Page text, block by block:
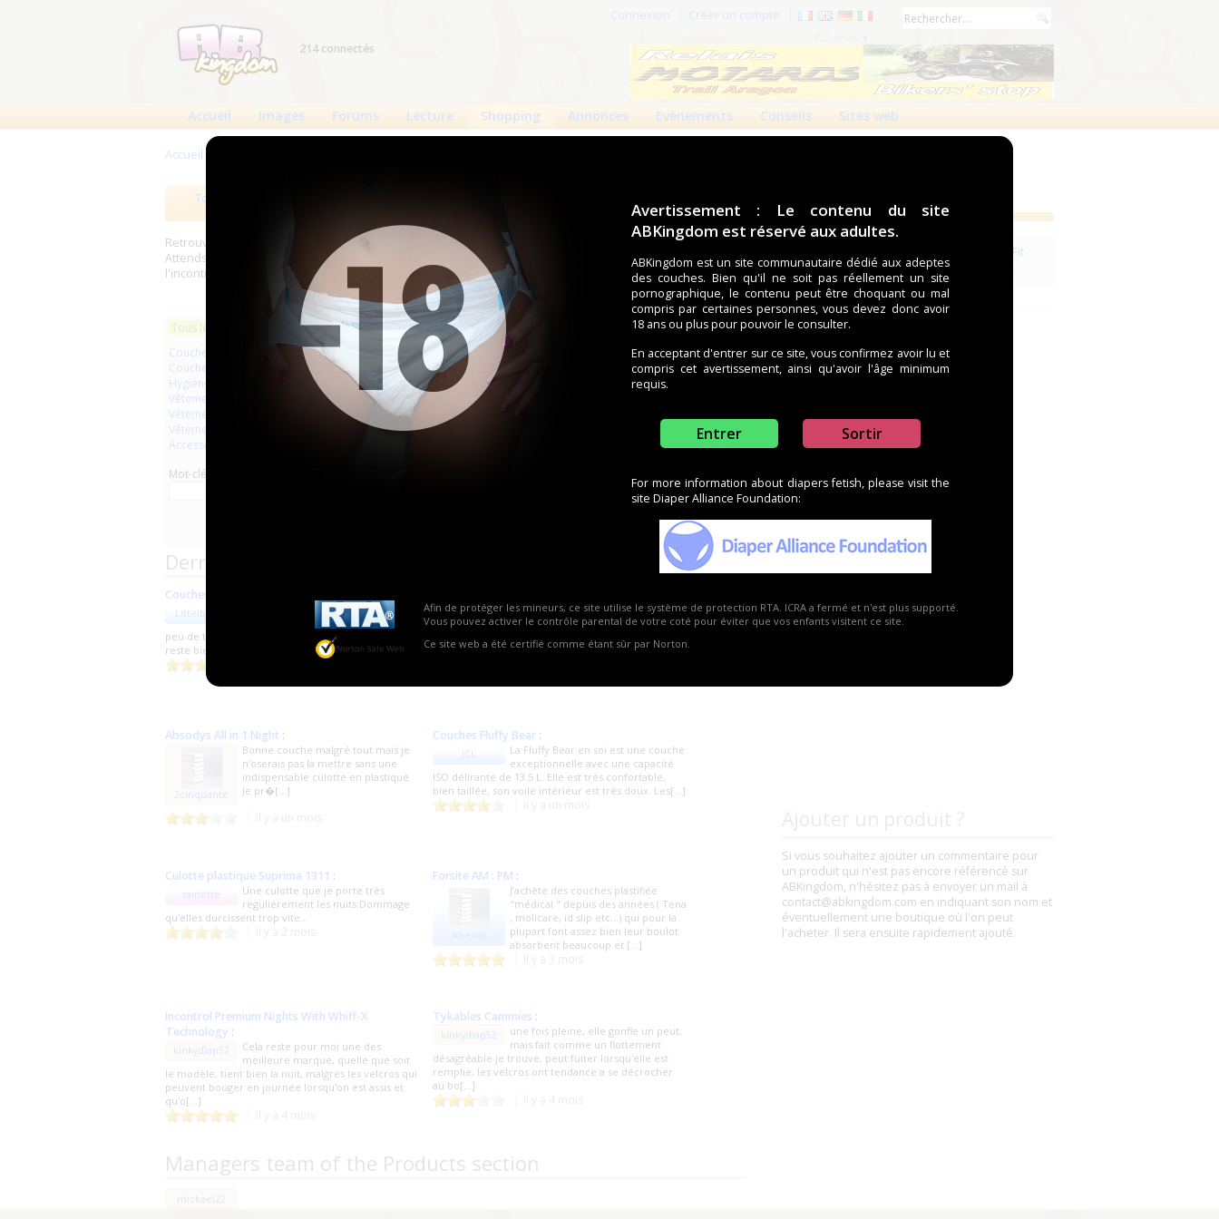
Avertissement : Le contenu du site
ABKingdom est réservé aux adultes.
ABKingdom est un site communautaire dédié aux adeptes
des couches. Bien qu'il ne soit pas réellement un site
pornographique, le contenu peut être choquant ou mal
compris par certaines personnes, vous devez donc avoir
18 ans ou plus pour pouvoir le consulter.
En acceptant d'entrer sur ce site, vous confirmez avoir lu et
compris cet avertissement, ainsi qu'avoir l'âge minimum
requis.
Entrer Sortir
For more information about diapers fetish, please visit the
site Diaper Alliance Foundation:
Afin de protéger les mineurs, ce site utilise le système de protection RTA. ICRA a fermé et n'est plus supporté.
Vous pouvez activer le contrôle parental de votre coté pour éviter que vos enfants visitent ce site.
Ce site web a été certifié comme étant sûr par Norton.
Connexion Créer un compte
214 connectés
Accueil Images Forums Lecture Shopping Annonces Evènements Conseils Sites web
Accueil
Tous les produits
Voir les revendeurs de la marque Per Fit
Retrouverez sur cette page les meilleures couches (Tena, Abena, Molicare, Comficare, Confiance, Depend,
Attends, Bambino...) et les meilleurs produits aussi bien pour les fétichistes des couches que pour
l'incontinence.
Tous les produits
Couches à usage unique
Couches lavables
Hygiène usage unique
Vêtements
Vêtements en plastique
Vêtements en latex
Accessoires
Mot-clé
Les plus récents Trier par nom
Aucun produit trouvé.
Publicité ▼
Si vous souhaitez ajouter un commentaire pour
un produit qui n'est pas encore référencé sur
ABKingdom, n'hésitez pas à envoyer un mail à
contact@abkingdom.com en indiquant son nom et
éventuellement une boutique où l'on peut
l'acheter. Il sera ensuite rapidement ajouté.
Derniers commentaires de produits
Couches blanches
Littelboy91
J'ai adoré remplir cet couche et
avoir pu m'uriner dessus 3 fois en
peu de temps , niveau confort c'est agréable l'urine
reste bien sans odeur ni tâche du côté[...]
fafa09
Un très bon compromis rapport
qualité/prix !​J'ai testé les couches
c'est un très bon produit que je recommande.�[...]
Absodys All in 1 Night :
2cinquante
Bonne couche malgré tout mais je
n'oserais pas la mettre sans une
indispensable culotte en plastique
Je pr�[...]
Couches Fluffy Bear :
JCL
La Fluffy Bear en soi est une couche
exceptionnelle avec une capacité
ISO délirante de 13.5 L. Elle est très confortable,
bien taillée, son voile intérieur est très doux. Les[...]
Culotte plastique Suprima 1311 :
rainette
Une culotte que je porte très
regulièrement les nuits.Dommage
qu'elles durcissent trop vite...
Forsite AM : PM :
Abendl
J’achète des couches plastifiée
"médical " depuis des années ( Tena
, molicare, id slip etc…) qui pour la
plupart font assez bien leur boulot
absorbent beaucoup et [...]
Incontrol Premium Nights With Whiff-X
Technology :
kinkydiap52
Cela reste pour moi une des
meilleure marque, quelle que soit
le modèle, tient bien la nuit, malgres les velcros qui
peuvent bouger en journée lorsqu'on est assis et
qu'o[...]
Tykables Cammies :
kinkydiap52
une fois pleine, elle gonfle un peut,
mais fait comme un flottement
désagréable je trouve, peut fuiter lorsqu'elle est
remplie, les velcros ont tendance a se décrocher
au bo[...]
Managers team of the Products section
mickael22